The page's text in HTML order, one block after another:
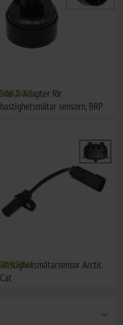
Sno-X Adapter för
hastighetsmätar sensorn, BRP
620,00 kr
Hastighetsmätarsensor Arctic
Cat
905,00 kr